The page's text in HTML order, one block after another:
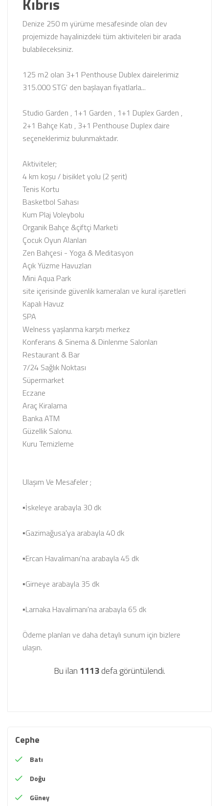
Denize 250 m yürüme mesafesinde olan dev
projemizde hayalinizdeki tüm aktiviteleri bir arada
bulabileceksiniz.
125 m2 olan 3+1 Penthouse Dublex dairelerimiz
315.000 STG' den başlayan fiyatlarla...
Studio Garden , 1+1 Garden , 1+1 Duplex Garden ,
2+1 Bahçe Katı , 3+1 Penthouse Duplex daire
seçeneklerimiz bulunmaktadır.
Aktiviteler;
4 km koşu / bisiklet yolu (2 şerit)
Tenis Kortu
Basketbol Sahası
Kum Plaj Voleybolu
Organik Bahçe &çiftçi Marketi
Çocuk Oyun Alanları
Zen Bahçesi - Yoga & Meditasyon
Açık Yüzme Havuzları
Mini Aqua Park
site içerisinde güvenlik kameraları ve kural işaretleri
Kapalı Havuz
SPA
Welness yaşlanma karşıtı merkez
Konferans & Sinema & Dinlenme Salonları
Restaurant & Bar
7/24 Sağlık Noktası
Süpermarket
Eczane
Araç Kiralama
Banka ATM
Güzellik Salonu.
Kuru Temizleme
Ulaşım Ve Mesafeler ;
▪İskeleye arabayla 30 dk
▪Gazimağusa'ya arabayla 40 dk
▪Ercan Havalimanı'na arabayla 45 dk
▪Girneye arabayla 35 dk
▪Larnaka Havalimanı'na arabayla 65 dk
Ödeme planları ve daha detaylı sunum için bizlere
ulaşın.
Bu ilan 1113defa görüntülendi.
Cephe
Batı
Doğu
Güney